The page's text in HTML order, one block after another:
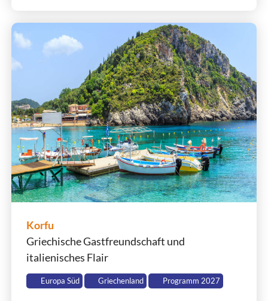
Korfu
Griechische Gastfreundschaft und
italienisches Flair
Europa Süd Griechenland Programm 2027